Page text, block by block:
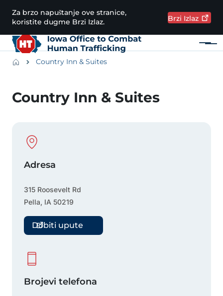
Preskoči na glavni sadržaj
Za brzo napuštanje ove stranice,
koristite dugme Brzi Izlaz.
Brzi Izlaz
Meni
BreadcrumbsCountry Inn & Suites
Country Inn & Suites
Physical Location
Adresa
315 Roosevelt Rd
Pella, IA 50219
Dobiti upute
Brojevi telefona